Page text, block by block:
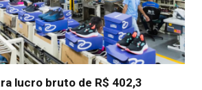
lucro bruto de R$ 402,3